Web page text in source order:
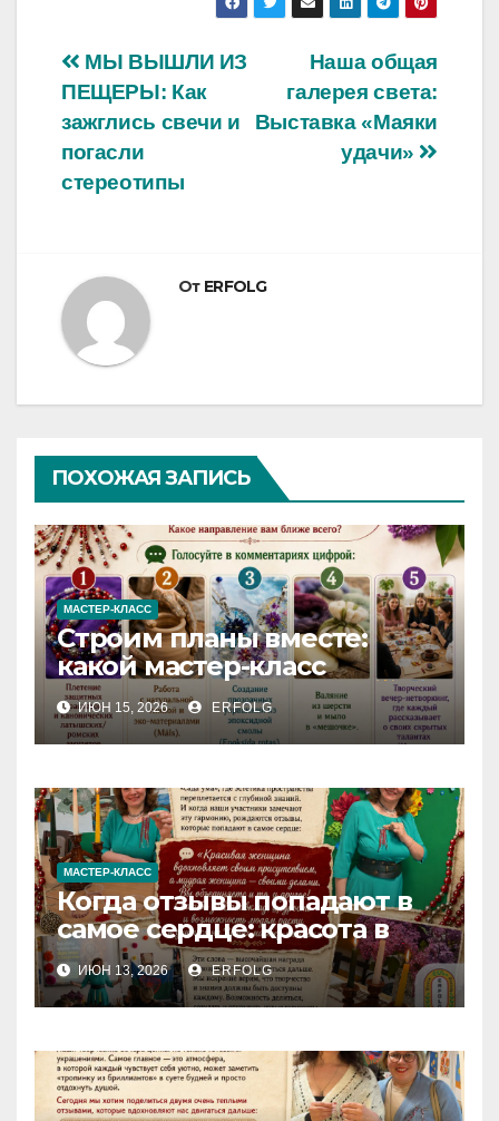
Навигация
по
записям
Наша общая
галерея света:
Выставка «Маяки
удачи»
МЫ ВЫШЛИ ИЗ
ПЕЩЕРЫ: Как
зажглись свечи и
погасли
стереотипы
От ERFOLG
ПОХОЖАЯ ЗАПИСЬ
МАСТЕР-КЛАСС
Строим планы вместе:
какой мастер-класс
выберете именно вы?
ИЮН 15, 2026 ERFOLG
МАСТЕР-КЛАСС
Когда отзывы попадают в
самое сердце: красота в
деталях и сила в делах!
ИЮН 13, 2026 ERFOLG